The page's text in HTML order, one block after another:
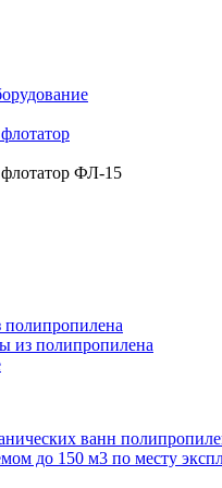
ФЛ-15
полипропилена
из полипропилена
ванн
до 150 м3 по месту